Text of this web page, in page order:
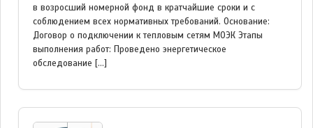
в возросший номерной фонд в кратчайшие сроки и с
соблюдением всех нормативных требований. Основание:
Договор о подключении к тепловым сетям МОЭК Этапы
выполнения работ: Проведено энергетическое
обследование […]